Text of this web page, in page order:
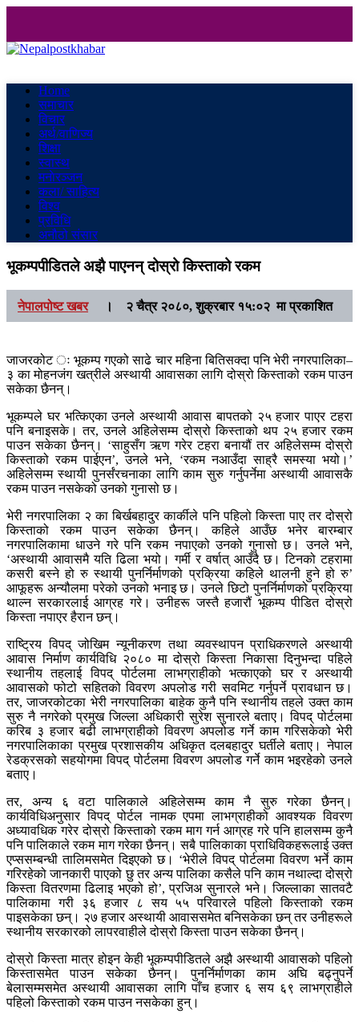
Home
समाचार
विचार
अर्थ/वाणिज्य
शिक्षा
स्वास्थ
मनाेरञ्जन
कला/ साहित्य
विश्व
प्रविधि
अनौठो संसार
भूकम्पपीडितले अझै पाएनन् दोस्रो किस्ताको रकम
नेपालपोष्ट खबर। २ चैत्र २०८०, शुक्रबार १५:०२ मा प्रकाशित
जाजरकोट ः भूकम्प गएको साढे चार महिना बितिसक्दा पनि भेरी नगरपालिका–
३ का मोहनजंग खत्रीले अस्थायी आवासका लागि दोस्रो किस्ताको रकम पाउन
सकेका छैनन्।
भूकम्पले घर भत्किएका उनले अस्थायी आवास बापतको २५ हजार पाएर टहरा
पनि बनाइसके। तर, उनले अहिलेसम्म दोस्रो किस्ताको थप २५ हजार रकम
पाउन सकेका छैनन्। ‘साहुसँग ऋण गरेर टहरा बनायौं तर अहिलेसम्म दोस्रो
किस्ताको रकम पाईएन’, उनले भने, ‘रकम नआउँदा साह्रै समस्या भयो।’
अहिलेसम्म स्थायी पुनर्संरचनाका लागि काम सुरु गर्नुपर्नेमा अस्थायी आवासकै
रकम पाउन नसकेको उनको गुनासो छ।
भेरी नगरपालिका २ का बिर्खबहादुर कार्कीले पनि पहिलो किस्ता पाए तर दोस्रो
किस्ताको रकम पाउन सकेका छैनन्। कहिले आउँछ भनेर बारम्बार
नगरपालिकामा धाउने गरे पनि रकम नपाएको उनको गुनासो छ। उनले भने,
‘अस्थायी आवासमै यति ढिला भयो। गर्मी र वर्षात् आउँदै छ। टिनको टहरामा
कसरी बस्ने हो रु स्थायी पुनर्निर्माणको प्रक्रिया कहिले थालनी हुने हो रु’
आफूहरू अन्यौलमा परेको उनको भनाइ छ। उनले छिटो पुनर्निर्माणको प्रक्रिया
थाल्न सरकारलाई आग्रह गरे। उनीहरू जस्तै हजारौं भूकम्प पीडित दोस्रो
किस्ता नपाएर हैरान छन्।
राष्ट्रिय विपद् जोखिम न्यूनीकरण तथा व्यवस्थापन प्राधिकरणले अस्थायी
आवास निर्माण कार्यविधि २०८० मा दोस्रो किस्ता निकासा दिनुभन्दा पहिले
स्थानीय तहलाई विपद् पोर्टलमा लाभग्राहीको भत्काएको घर र अस्थायी
आवासको फोटो सहितको विवरण अपलोड गरी सवमिट गर्नुपर्ने प्रावधान छ।
तर, जाजरकोटका भेरी नगरपालिका बाहेक कुनै पनि स्थानीय तहले उक्त काम
सुरु नै नगरेको प्रमुख जिल्ला अधिकारी सुरेश सुनारले बताए। विपद् पोर्टलमा
करिब ३ हजार बढी लाभग्राहीको विवरण अपलोड गर्ने काम गरिसकेको भेरी
नगरपालिकाका प्रमुख प्रशासकीय अधिकृत दलबहादुर घर्तीले बताए। नेपाल
रेडक्रसको सहयोगमा विपद् पोर्टलमा विवरण अपलोड गर्ने काम भइरहेको उनले
बताए।
तर, अन्य ६ वटा पालिकाले अहिलेसम्म काम नै सुरु गरेका छैनन्।
कार्यविधिअनुसार विपद् पोर्टल नामक एपमा लाभग्राहीको आवश्यक विवरण
अध्यावधिक गरेर दोस्रो किस्ताको रकम माग गर्न आग्रह गरे पनि हालसम्म कुनै
पनि पालिकाले रकम माग गरेका छैनन्। सबै पालिकाका प्राधिविकहरूलाई उक्त
एप्ससम्बन्धी तालिमसमेत दिइएको छ। ‘भेरीले विपद् पोर्टलमा विवरण भर्ने काम
गरिरहेको जानकारी पाएको छु तर अन्य पालिका कसैले पनि काम नथाल्दा दोस्रो
किस्ता वितरणमा ढिलाइ भएको हो’, प्रजिअ सुनारले भने। जिल्लाका सातवटै
पालिकामा गरी ३६ हजार ८ सय ५५ परिवारले पहिलो किस्ताको रकम
पाइसकेका छन्। २७ हजार अस्थायी आवाससमेत बनिसकेका छन् तर उनीहरूले
स्थानीय सरकारको लापरवाहीले दोस्रो किस्ता पाउन सकेका छैनन्।
दोस्रो किस्ता मात्र होइन केही भूकम्पपीडितले अझै अस्थायी आवासको पहिलो
किस्तासमेत पाउन सकेका छैनन्। पुनर्निर्माणका काम अघि बढ्नुपर्ने
बेलासम्मसमेत अस्थायी आवासका लागि पाँच हजार ६ सय ६९ लाभग्राहीले
पहिलो किस्ताको रकम पाउन नसकेका हुन्।